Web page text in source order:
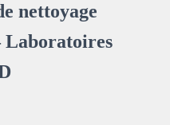
nettoyage
Laboratoires